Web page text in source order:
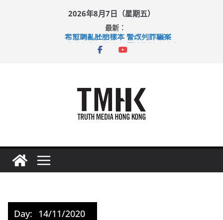
2026年8月7日（星期五）
最新：
希愈調亂胚胎樣本 警改列詐騙案
足球盛會次場激戰 祖雲達斯挫車路士
Day: 14/11/2020